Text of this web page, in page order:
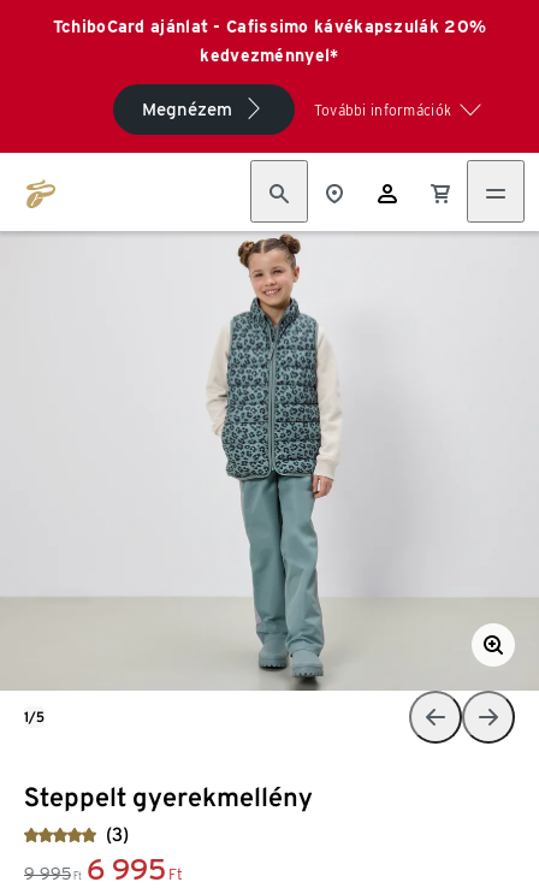
TchiboCard ajánlat - Cafissimo kávékapszulák 20%
kedvezménnyel*
Megnézem További információk
Steppelt gyerekmellény
(3)
9 995 Ft 6 995 Ft
1/5